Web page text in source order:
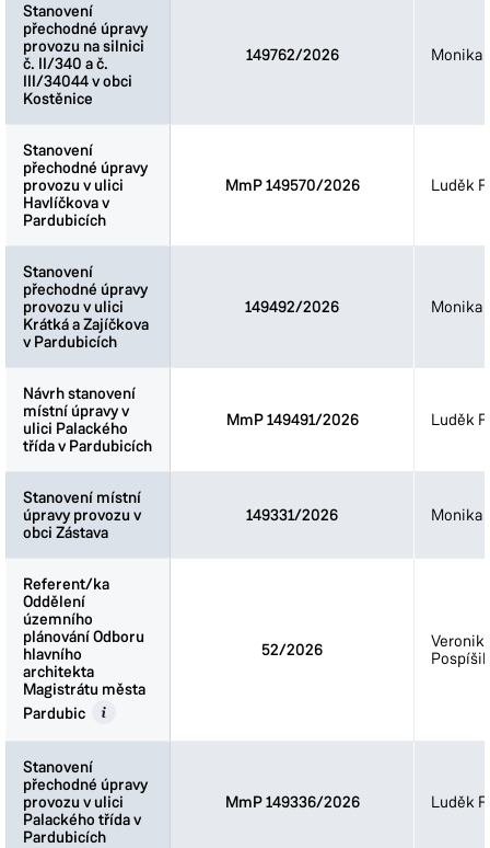
Stanovení
přechodné úpravy
provozu na silnici
č. II/340 a č.
III/34044 v obci
Kostěnice
149762/2026 Monika
Stanovení
přechodné úpravy
provozu v ulici
Havlíčkova v
Pardubicích
MmP 149570/2026 Luděk
Stanovení
přechodné úpravy
provozu v ulici
Krátká a Zajíčkova
v Pardubicích
149492/2026 Monika
Návrh stanovení
místní úpravy v
ulici Palackého
třída v Pardubicích
MmP 149491/2026 Luděk
Stanovení místní
úpravy provozu v
obci Zástava
149331/2026 Monika
Referent/ka
Oddělení
územního
plánování Odboru
hlavního
architekta
Magistrátu města
Pardubic
52/2026
Stanovení
přechodné úpravy
provozu v ulici
Palackého třída v
Pardubicích
MmP 149336/2026 Luděk
Stanovení
přechodné úpravy
provozu na silnici
č. II/340 a č.
III/34044 v obci
Kostěnice
Stanovení
přechodné úpravy
provozu v ulici
Havlíčkova v
Pardubicích
Stanovení
přechodné úpravy
provozu v ulici
Krátká a Zajíčkova
v Pardubicích
Návrh stanovení
místní úpravy v
ulici Palackého
třída v Pardubicích
Stanovení místní
úpravy provozu v
obci Zástava
Referent/ka
Oddělení
územního
plánování Odboru
hlavního
architekta
Magistrátu města
Pardubic
Stanovení
přechodné úpravy
provozu v ulici
Palackého třída v
Pardubicích